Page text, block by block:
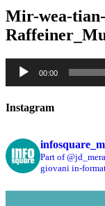
Mir-wea-
Audio-
Player
00:00
Instagram
Part of
giovani in-